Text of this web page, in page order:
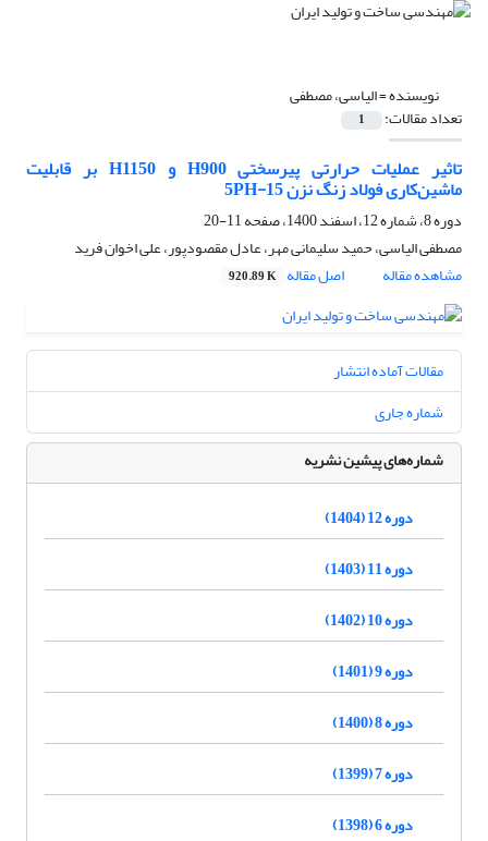
نویسنده =الیاسی، مصطفی
تعداد مقالات: 1
تاثیر عملیات حرارتی پیرسختی H900 و H1150 بر قابلیت
ماشین‌کاری فولاد زنگ نزن 15-5PH
دوره 8، شماره 12، اسفند 1400، صفحه
11-20
مصطفی الیاسی، حمید سلیمانی مهر، عادل مقصودپور، علی اخوان فرید
مشاهده مقاله
اصل مقاله 920.89 K
مقالات آماده انتشار
شماره جاری
شماره‌های پیشین نشریه
دوره 12 (1404)
دوره 11 (1403)
دوره 10 (1402)
دوره 9 (1401)
دوره 8 (1400)
دوره 7 (1399)
دوره 6 (1398)